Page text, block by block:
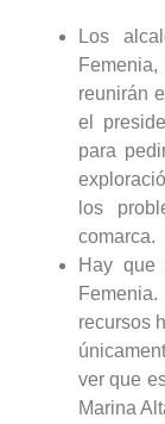
Los
reunirán
el
para
los
comarca.
Hay
recursos
ver que
Marina